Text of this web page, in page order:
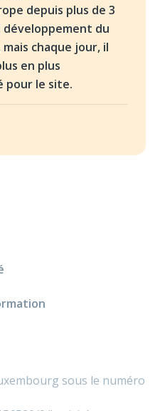
depuis plus de 3
développement du
chaque jour, il
en plus
pour le site.
sous le numéro